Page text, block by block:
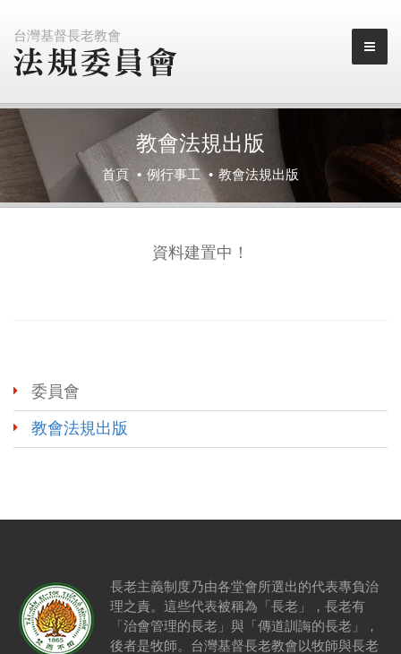
台灣基督長老教會
教會法規出版
首頁 例行事工 教會法規出版
資料建置中！
委員會
教會法規出版
長老主義制度乃由各堂會所選出的代表專負治
理之責。這些代表被稱為「長老」，長老有
「治會管理的長老」與「傳道訓誨的長老」，
後者是牧師。台灣基督長老教會以牧師與長老